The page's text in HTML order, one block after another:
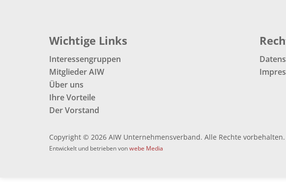
Wichtige Links
Interessengruppen
Mitglieder AIW
Über uns
Ihre Vorteile
Der Vorstand
Copyright © 2026 AIW Unternehmensverband. Alle Rechte vorbehalten.
Entwickelt und betrieben vonwebe Media